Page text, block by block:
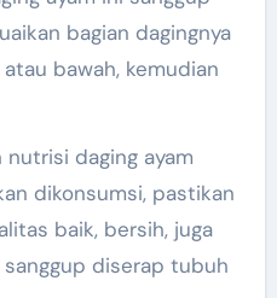
bagian dagingnya
bawah, kemudian
daging ayam
dikonsumsi, pastikan
baik, bersih, juga
sanggup diserap tubuh